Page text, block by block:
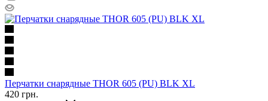
Перчатки снарядные THOR 605 (PU) BLK XL
420 грн.